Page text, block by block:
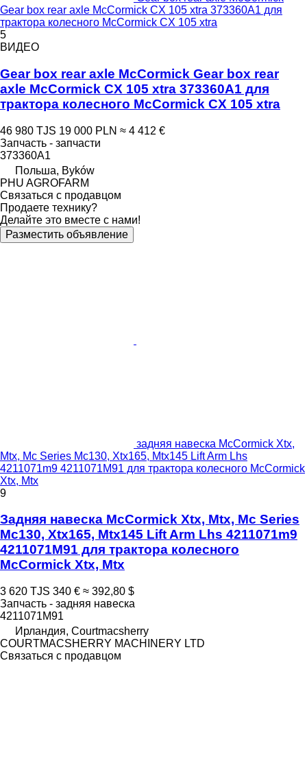
Gear box rear axle McCormick CX 105 xtra 373360A1 для
трактора колесного McCormick CX 105 xtra
5
ВИДЕО
Gear box rear axle McCormick Gear box rear
axle McCormick CX 105 xtra 373360A1 для
трактора колесного McCormick CX 105 xtra
46 980 TJS 19 000 PLN ≈ 4 412 €
Запчасть - запчасти
373360A1
Польша, Byków
PHU AGROFARM
Связаться с продавцом
Продаете технику?
Делайте это вместе с нами!
Разместить объявление
задняя навеска McCormick Xtx,
Mtx, Mc Series Mc130, Xtx165, Mtx145 Lift Arm Lhs
4211071m9 4211071M91 для трактора колесного McCormick
Xtx, Mtx
9
Задняя навеска McCormick Xtx, Mtx, Mc Series
Mc130, Xtx165, Mtx145 Lift Arm Lhs 4211071m9
4211071M91 для трактора колесного
McCormick Xtx, Mtx
3 620 TJS 340 € ≈ 392,80 $
Запчасть - задняя навеска
4211071M91
Ирландия, Courtmacsherry
COURTMACSHERRY MACHINERY LTD
Связаться с продавцом